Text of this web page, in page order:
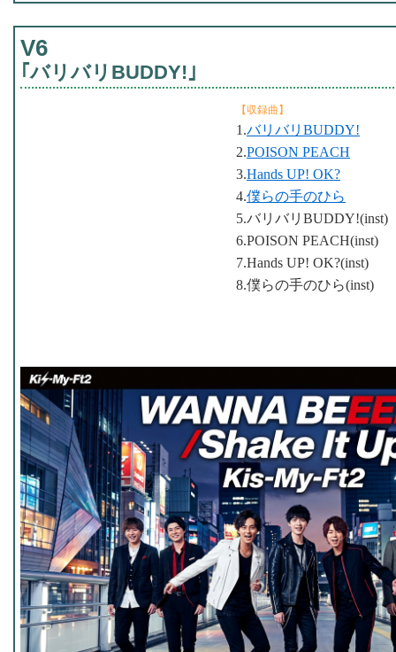
V6
｢バリバリBUDDY!｣
【収録曲】
1.バリバリBUDDY!
2.POISON PEACH
3.Hands UP! OK?
4.僕らの手のひら
5.バリバリBUDDY!(inst)
6.POISON PEACH(inst)
7.Hands UP! OK?(inst)
8.僕らの手のひら(inst)